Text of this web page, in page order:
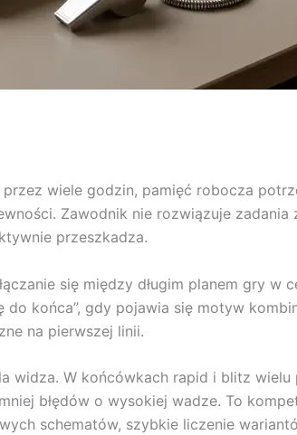
wiele godzin, pamięć robocza
Zawodnik nie rozwiązuje zadania
przeszkadza.
się między długim planem gry w
końca”, gdy pojawia się motyw
na pierwszej linii.
widza. W końcówkach rapid i blitz
błędów o wysokiej wadze. To
schematów, szybkie liczenie